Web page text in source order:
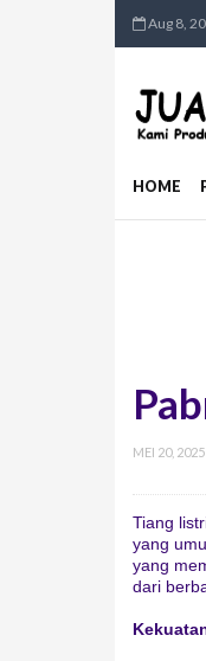
Aug 8,
HOME
MEI 20, 2025
Tiang
yang
yang
dari